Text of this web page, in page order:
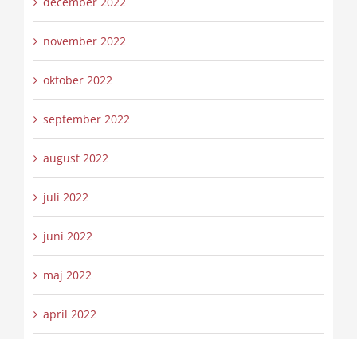
november 2022
oktober 2022
september 2022
august 2022
juli 2022
juni 2022
maj 2022
april 2022